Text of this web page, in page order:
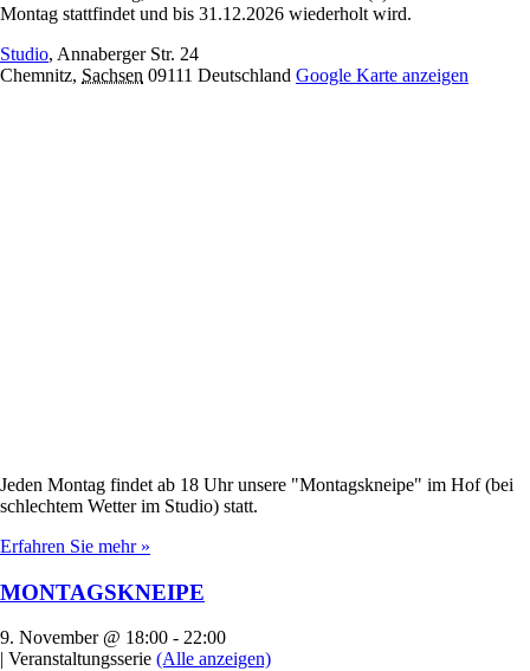
Montag stattfindet und bis 31.12.2026 wiederholt wird.
Studio, Annaberger Str. 24
Chemnitz, Sachsen 09111 Deutschland Google Karte anzeigen
Jeden Montag findet ab 18 Uhr unsere "Montagskneipe" im Hof (bei
schlechtem Wetter im Studio) statt.
Erfahren Sie mehr »
MONTAGSKNEIPE
9. November @ 18:00 - 22:00
| Veranstaltungsserie (Alle anzeigen)